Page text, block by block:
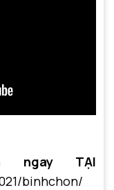
ngay TẠI
binhchon/